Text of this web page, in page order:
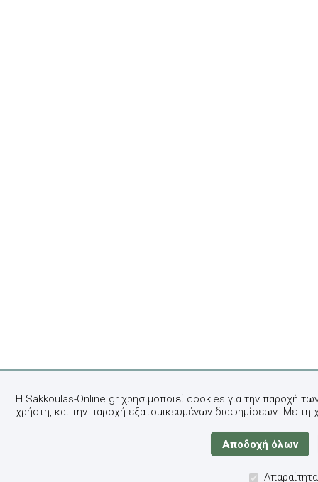
Η Sakkoulas-Online.gr χρησιμοποιεί cookies για την παροχή
χρήστη, και την παροχή εξατομικευμένων διαφημίσεων. Με